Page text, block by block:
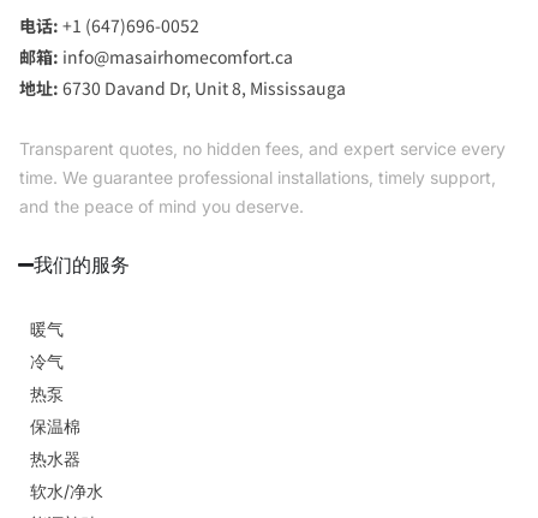
电话: +1 (647)696-0052
邮箱: info@masairhomecomfort.ca
地址: 6730 Davand Dr, Unit 8, Mississauga
Transparent quotes, no hidden fees, and expert service every
time. We guarantee professional installations, timely support,
and the peace of mind you deserve.
我们的服务
暖气
冷气
热泵
保温棉
热水器
软水/净水